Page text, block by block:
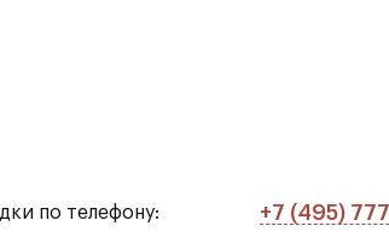
районе Москвы в
из лучших мест столицы с точки
по телефону: +7 (495)